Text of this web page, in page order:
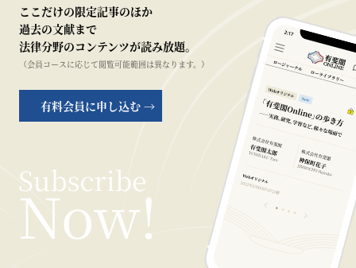
ここだけの限定記事のほか
過去の文献まで
法律分野のコンテンツが読み放題。
（会員コースに応じて閲覧可能範囲は異なります。）
有料会員に申し込む →